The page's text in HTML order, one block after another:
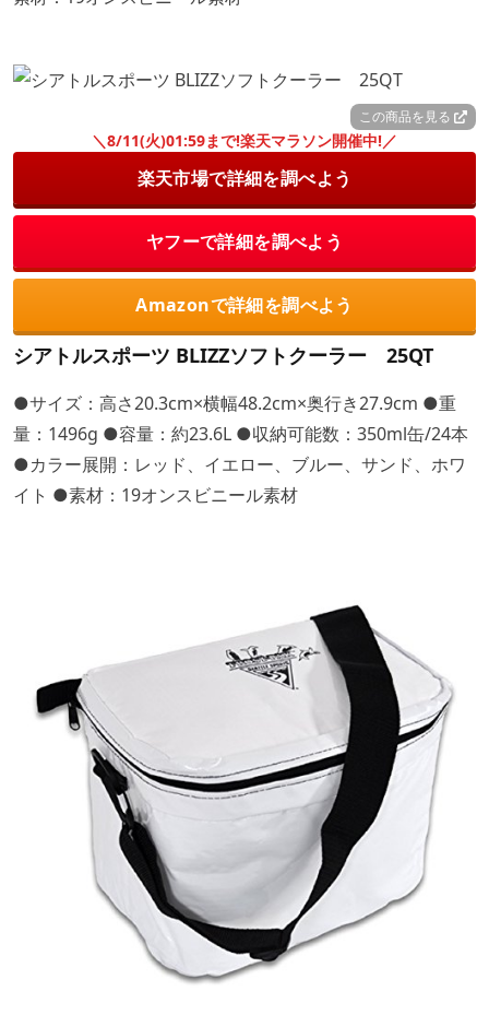
この商品を見る
＼8/11(火)01:59まで!楽天マラソン開催中!／
楽天市場で詳細を調べよう
ヤフーで詳細を調べよう
Amazonで詳細を調べよう
シアトルスポーツ BLIZZソフトクーラー 25QT
●サイズ：高さ20.3cm×横幅48.2cm×奥行き27.9cm ●重
量：1496g ●容量：約23.6L ●収納可能数：350ml缶/24本
●カラー展開：レッド、イエロー、ブルー、サンド、ホワ
イト ●素材：19オンスビニール素材